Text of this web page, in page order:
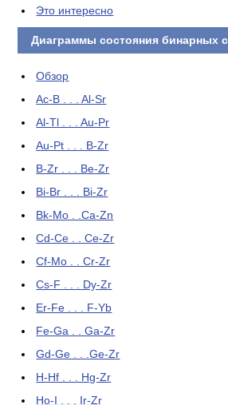
Это интересно
Диаграммы состояния бинарных
Обзор
Ac-B . . . Al-Sr
Al-Tl . . . Au-Pr
Au-Pt . . . B-Zr
B-Zr . . . Be-Zr
Bi-Br . . . Bi-Zr
Bk-Mo . .Ca-Zn
Cd-Ce . . Ce-Zr
Cf-Mo . . Cr-Zr
Cs-F . . . Dy-Zr
Er-Fe . . . F-Yb
Fe-Ga . . Ga-Zr
Gd-Ge . . .Ge-Zr
H-Hf . . . Hg-Zr
Ho-I . . . Ir-Zr